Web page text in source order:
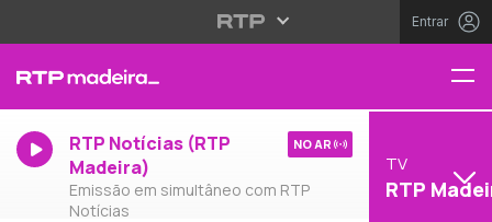
Entrar
RTP Notícias (RTP
Madeira)
Emissão em simultâneo com RTP
Notícias
NO AR
TV
RTP